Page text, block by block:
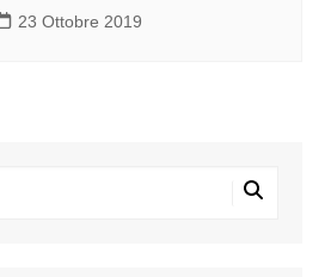
23 Ottobre 2019